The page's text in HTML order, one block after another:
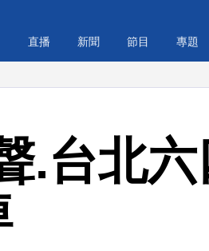
直播 新聞 節目 專題
.台北